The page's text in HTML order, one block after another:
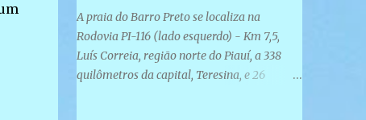
A praia do Barro Preto se localiza na
Rodovia PI-116 (lado esquerdo) - Km 7,5,
Luís Correia, região norte do Piauí, a 338
quilômetros da capital, Teresina, e 26